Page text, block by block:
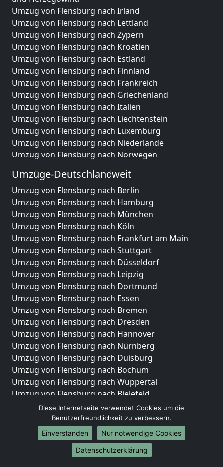
Umzug von Flensburg nach Irland
Umzug von Flensburg nach Lettland
Umzug von Flensburg nach Zypern
Umzug von Flensburg nach Kroatien
Umzug von Flensburg nach Estland
Umzug von Flensburg nach Finnland
Umzug von Flensburg nach Frankreich
Umzug von Flensburg nach Griechenland
Umzug von Flensburg nach Italien
Umzug von Flensburg nach Liechtenstein
Umzug von Flensburg nach Luxemburg
Umzug von Flensburg nach Niederlande
Umzug von Flensburg nach Norwegen
Umzüge-Deutschlandweit
Umzug von Flensburg nach Berlin
Umzug von Flensburg nach Hamburg
Umzug von Flensburg nach München
Umzug von Flensburg nach Köln
Umzug von Flensburg nach Frankfurt am Main
Umzug von Flensburg nach Stuttgart
Umzug von Flensburg nach Düsseldorf
Umzug von Flensburg nach Leipzig
Umzug von Flensburg nach Dortmund
Umzug von Flensburg nach Essen
Umzug von Flensburg nach Bremen
Umzug von Flensburg nach Dresden
Umzug von Flensburg nach Hannover
Umzug von Flensburg nach Nürnberg
Umzug von Flensburg nach Duisburg
Umzug von Flensburg nach Bochum
Umzug von Flensburg nach Wuppertal
Umzug von Flensburg nach Bielefeld
Umzug von Flensburg nach Bonn
Umzug von Flensburg nach Münster
Internationale-Umzüge
Umzug von Flensburg nach Brasilien
Diese Internetseite verwendet Cookies um die
Benutzerfreundlichkeit zu verbessern.
Einverstanden
Nur notwendige Cookies
Datenschutzerklärung